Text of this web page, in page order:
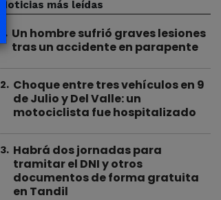
Noticias más leídas
. Un hombre sufrió graves lesiones
tras un accidente en parapente
2. Choque entre tres vehículos en 9
de Julio y Del Valle: un
motociclista fue hospitalizado
3. Habrá dos jornadas para
tramitar el DNI y otros
documentos de forma gratuita
en Tandil